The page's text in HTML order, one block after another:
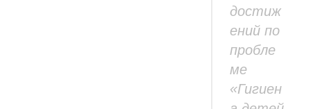
достиж
ений по
пробле
ме
«Гигиен